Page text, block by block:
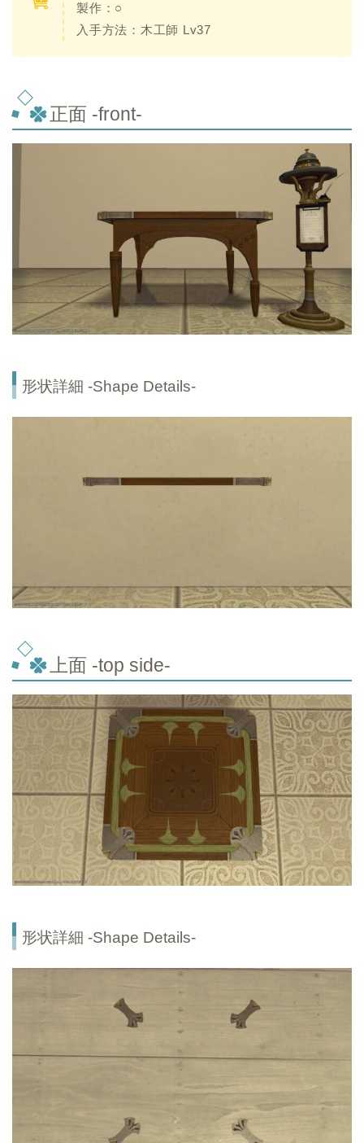
製作：○
入手方法：木工師 Lv37
正面 -front-
形状詳細 -Shape Details-
上面 -top side-
形状詳細 -Shape Details-